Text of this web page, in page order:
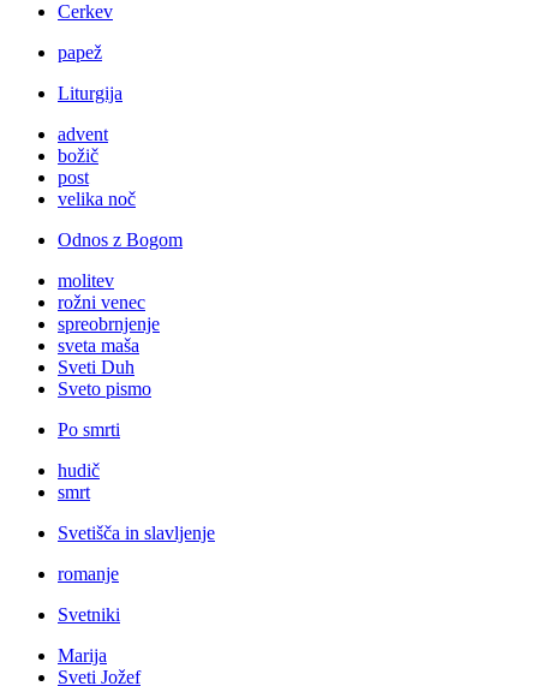
Cerkev
papež
Liturgija
advent
božič
post
velika noč
Odnos z Bogom
molitev
rožni venec
spreobrnjenje
sveta maša
Sveti Duh
Sveto pismo
Po smrti
hudič
smrt
Svetišča in slavljenje
romanje
Svetniki
Marija
Sveti Jožef